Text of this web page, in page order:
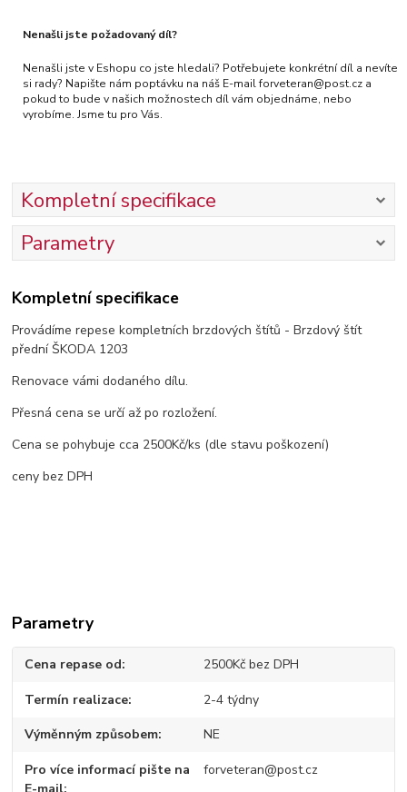
Nenašli jste požadovaný díl?
Nenašli jste v Eshopu co jste hledali? Potřebujete konkrétní díl a nevíte
si rady? Napište nám poptávku na náš E-mail forveteran@post.cz a
pokud to bude v našich možnostech díl vám objednáme, nebo
vyrobíme. Jsme tu pro Vás.
Kompletní specifikace
Parametry
Kompletní specifikace
Provádíme repese kompletních brzdových štítů - Brzdový štít
přední ŠKODA 1203
Renovace vámi dodaného dílu.
Přesná cena se určí až po rozložení.
Cena se pohybuje cca 2500Kč/ks (dle stavu poškození)
ceny bez DPH
Parametry
Cena repase od 2500Kč bez DPH
Termín realizace 2-4 týdny
Výměnným způsobem NE
Pro více informací pište na
forveteran@post.cz